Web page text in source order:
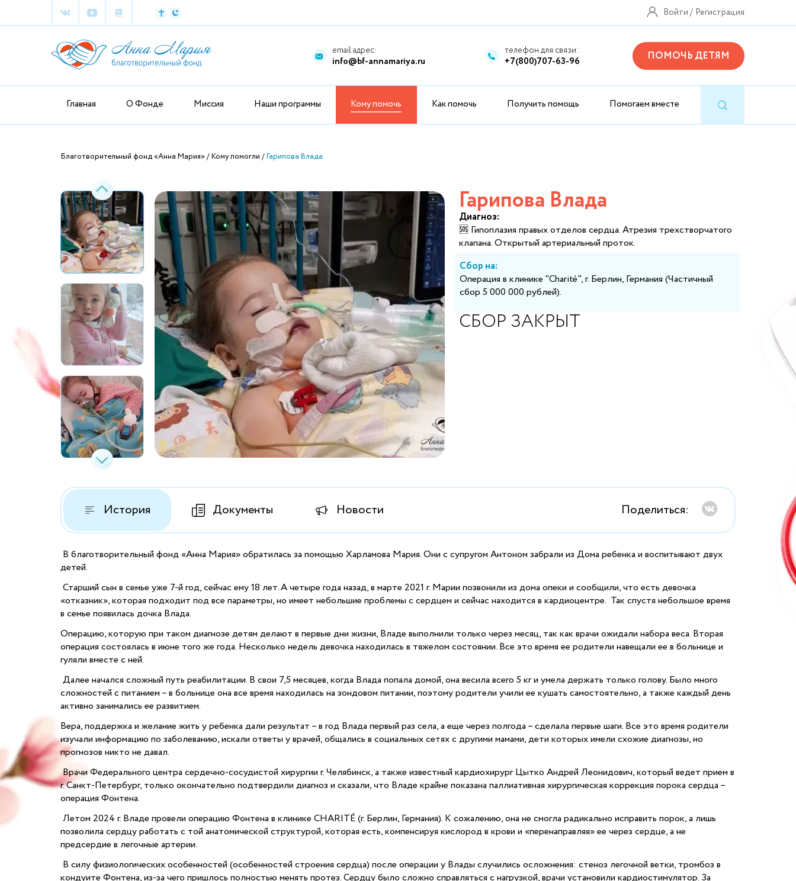
Войти Регистрация
email адрес:
info@bf-annamariya.ru
телефон для связи:
+7(800)707-63-96 ПОМОЧЬ ДЕТЯМ
Главная О Фонде Миссия Наши программы Кому помочь Как помочь Получить помощь Помогаем вместе
Благотворительный фонд «Анна Мария» Кому помогли Гарипова Влада
Гарипова Влада
Диагноз:
🆘 Гипоплазия правых отделов сердца. Атрезия трехстворчатого
клапана. Открытый артериальный проток.
Сбор на:
Операция в клинике "Charité", г. Берлин, Германия (Частичный
сбор 5 000 000 рублей).
СБОР ЗАКРЫТ
История Документы Новости Поделиться:
В благотворительный фонд «Анна Мария» обратилась за помощью Харламова Мария. Они с супругом Антоном забрали из Дома ребенка и воспитывают двух
детей.
Старший сын в семье уже 7-й год, сейчас ему 18 лет. А четыре года назад, в марте 2021 г. Марии позвонили из дома опеки и сообщили, что есть девочка
«отказник», которая подходит под все параметры, но имеет небольшие проблемы с сердцем и сейчас находится в кардиоцентре. Так спустя небольшое время
в семье появилась дочка Влада.
Операцию, которую при таком диагнозе детям делают в первые дни жизни, Владе выполнили только через месяц, так как врачи ожидали набора веса. Вторая
операция состоялась в июне того же года. Несколько недель девочка находилась в тяжелом состоянии. Все это время ее родители навещали ее в больнице и
гуляли вместе с ней.
Далее начался сложный путь реабилитации. В свои 7,5 месяцев, когда Влада попала домой, она весила всего 5 кг и умела держать только голову. Было много
сложностей с питанием – в больнице она все время находилась на зондовом питании, поэтому родители учили ее кушать самостоятельно, а также каждый день
активно занимались ее развитием.
Вера, поддержка и желание жить у ребенка дали результат – в год Влада первый раз села, а еще через полгода – сделала первые шаги. Все это время родители
изучали информацию по заболеванию, искали ответы у врачей, общались в социальных сетях с другими мамами, дети которых имели схожие диагнозы, но
прогнозов никто не давал.
Врачи Федерального центра сердечно-сосудистой хирургии г. Челябинск, а также известный кардиохирург Цытко Андрей Леонидович, который ведет прием в
г. Санкт-Петербург, только окончательно подтвердили диагноз и сказали, что Владе крайне показана паллиативная хирургическая коррекция порока сердца –
операция Фонтена.
Летом 2024 г. Владе провели операцию Фонтена в клинике CHARITÉ (г. Берлин, Германия). К сожалению, она не смогла радикально исправить порок, а лишь
позволила сердцу работать с той анатомической структурой, которая есть, компенсируя кислород в крови и «перенаправляя» ее через сердце, а не
предсердие в легочные артерии.
В силу физиологических особенностей (особенностей строения сердца) после операции у Влады случились осложнения: стеноз легочной ветки, тромбоз в
кондуите Фонтена, из-за чего пришлось полностью менять протез. Сердцу было сложно справляться с нагрузкой, врачи установили кардиостимулятор. За